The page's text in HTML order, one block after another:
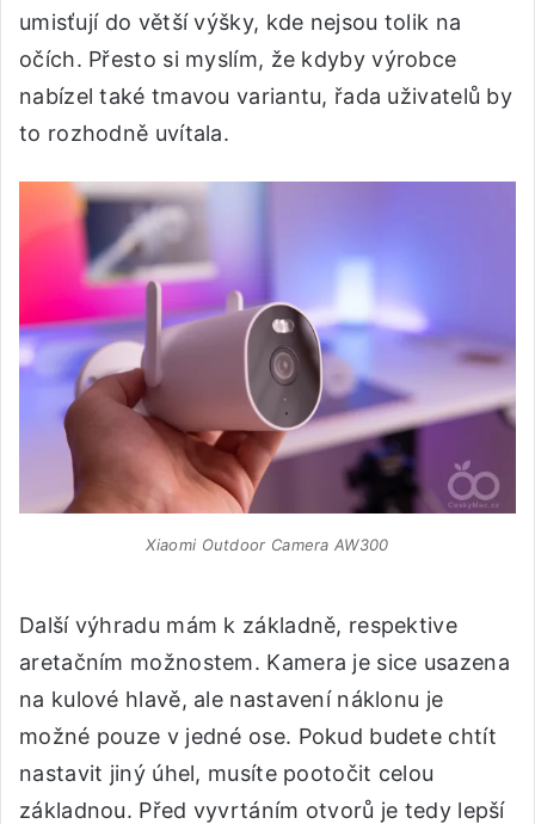
umisťují do větší výšky, kde nejsou tolik na
očích. Přesto si myslím, že kdyby výrobce
nabízel také tmavou variantu, řada uživatelů by
to rozhodně uvítala.
Xiaomi Outdoor Camera AW300
Další výhradu mám k základně, respektive
aretačním možnostem. Kamera je sice usazena
na kulové hlavě, ale nastavení náklonu je
možné pouze v jedné ose. Pokud budete chtít
nastavit jiný úhel, musíte pootočit celou
základnou. Před vyvrtáním otvorů je tedy lepší